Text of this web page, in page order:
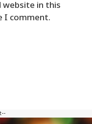
website in this
I comment.